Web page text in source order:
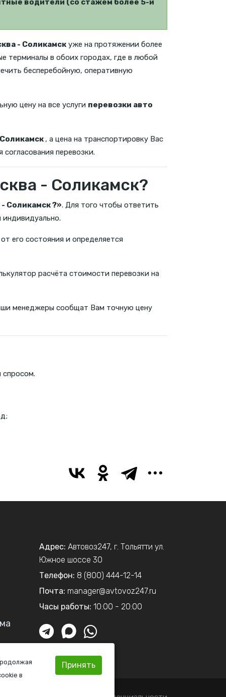
в
Принять
водители (со стажем более 5-и
- Соликамск уже на протяжении более
терминалы в обоих городах, где в любой
бесперебойную, оперативную
цену на все услуги перевозки авто
, а цена на транспортировку Вас
перевозки.
- Соликамск?
Соликамск ?». Для того чтобы ответить
его состояния и определяется
расчёта стоимости перевозки на
менеджеры сообщат Вам точную цену
спросом.
Адрес: Автовоз247, г. Тольятти ул.
Южное шоссе 30
Телефон: 8 (800) 444-12-14
Почта: manager@avtovoz247.ru
Часы работы: 10:00 - 20:00